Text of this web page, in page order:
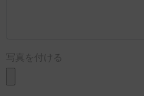
写真を付ける